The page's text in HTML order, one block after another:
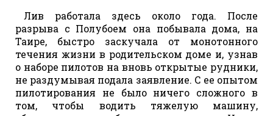
Лив работала здесь около года. После
разрыва с Полубоем она побывала дома, на
Таире, быстро заскучала от монотонного
течения жизни в родительском доме и, узнав
о наборе пилотов на вновь открытые рудники,
не раздумывая подала заявление. С ее опытом
пилотирования не было ничего сложного в
том, чтобы водить тяжелую машину,